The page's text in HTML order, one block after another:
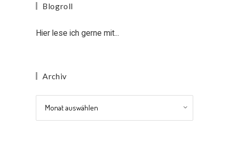
Blogroll
Hier lese ich gerne mit...
Archiv